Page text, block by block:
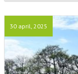
30 april, 2025